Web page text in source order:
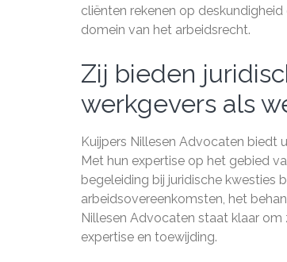
cliënten rekenen op
domein van het arbeidsrecht.
Zij bieden
werkgevers als
Kuijpers Nillesen Advocaten biedt
Met hun expertise op het gebied
begeleiding bij juridische kwesties
arbeidsovereenkomsten, het
Nillesen Advocaten staat klaar
expertise en toewijding.